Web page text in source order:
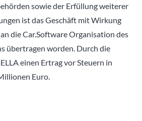
sowie der Erfüllung weiterer
ist das Geschäft mit Wirkung
die Car.Software Organisation des
übertragen worden. Durch die
einen Ertrag vor Steuern in
Euro.